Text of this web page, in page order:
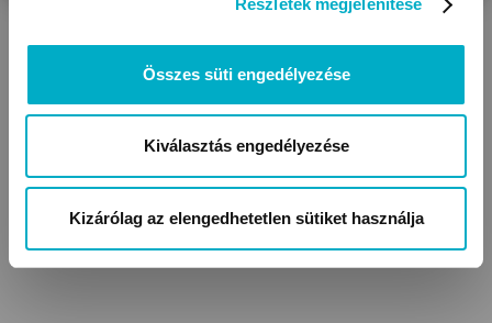
Részletek megjelenítése
Összes süti engedélyezése
Kiválasztás engedélyezése
Kizárólag az elengedhetetlen sütiket használja